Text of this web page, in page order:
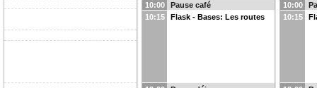
10:00
Pause café
10:15
Flask - Bases: Les routes
10:00
10:15